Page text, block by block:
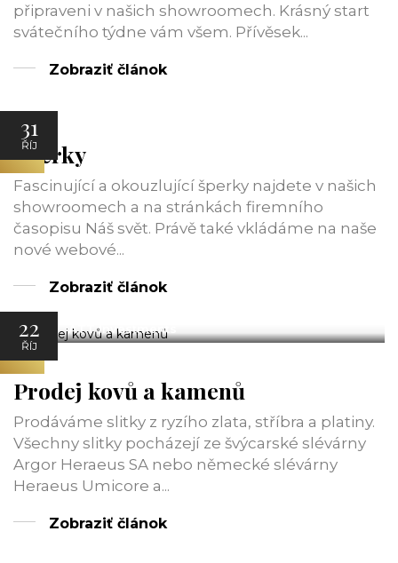
připraveni v našich showroomech. Krásný start
svátečního týdne vám všem. Přívěsek...
Zobraziť článok
31
ŘÍJ
Šperky
Fascinující a okouzlující šperky najdete v našich
showroomech a na stránkách firemního
časopisu Náš svět. Právě také vkládáme na naše
nové webové...
Zobraziť článok
22
ŘÍJ
ATT Investments
Prodej kovů a kamenů
Prodáváme slitky z ryzího zlata, stříbra a platiny.
Všechny slitky pocházejí ze švýcarské slévárny
Argor Heraeus SA nebo německé slévárny
Heraeus Umicore a...
Zobraziť článok